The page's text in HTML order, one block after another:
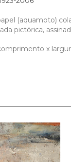
(aquamoto)
pictórica,
x